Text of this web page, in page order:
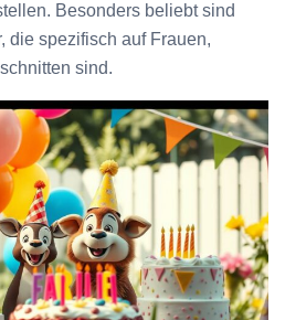
Besonders beliebt sind
die spezifisch auf Frauen,
sind.